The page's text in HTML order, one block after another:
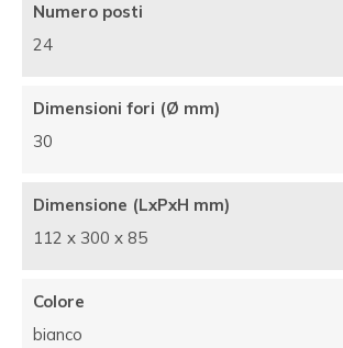
Numero posti
24
Dimensioni fori (Ø mm)
30
Dimensione (LxPxH mm)
112 x 300 x 85
Colore
bianco